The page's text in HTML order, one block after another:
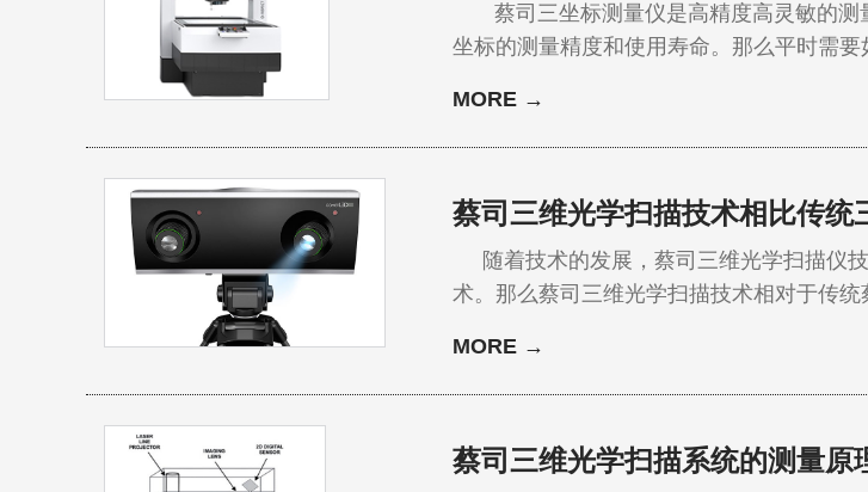
蔡司三坐标测量仪是高精度高灵敏的测
坐标的测量精度和使用寿命。那么平时
MORE →
蔡司三维光学扫描技术相比传统
随着技术的发展，蔡司三维光学扫描仪
术。那么蔡司三维光学扫描技术相对于传统蔡司
区域，包括潜在量测区域的三维数据。(与
有限数据) …
MORE →
蔡司三维光学扫描系统的测量原